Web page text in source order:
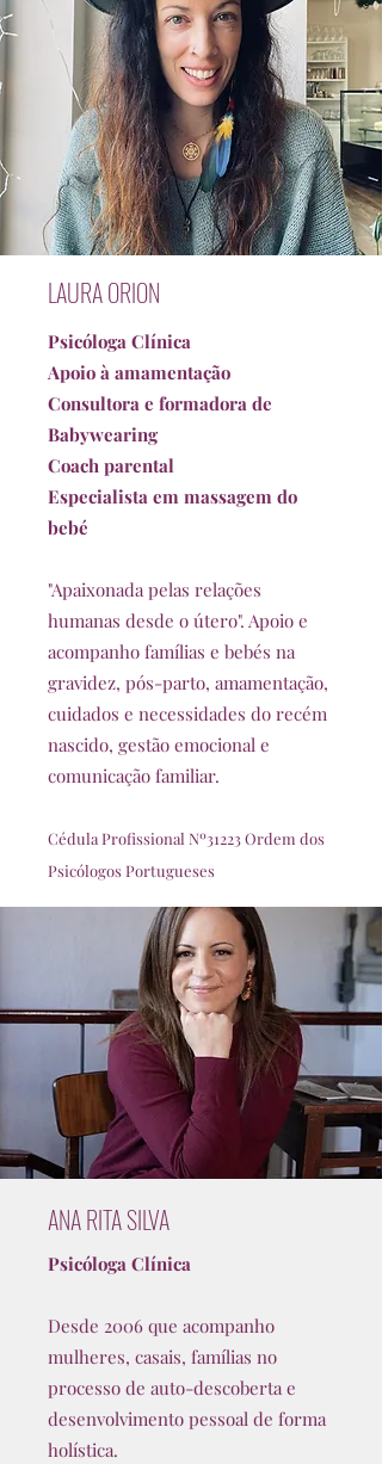
LAURA ORION
Psicóloga Clínica
Apoio à amamentação
Consultora e formadora de
Babywearing
Coach parental
Especialista em massagem do
bebé
"Apaixonada pelas relações
humanas desde o útero". Apoio e
acompanho famílias e bebés na
gravidez, pós-parto, amamentação,
cuidados e necessidades do recém
nascido, gestão emocional e
comunicação familiar.
Cédula Profissional Nº31223 Ordem dos
Psicólogos Portugueses
ANA RITA SILVA
Psicóloga Clínica
Desde 2006 que acompanho
mulheres, casais, famílias no
processo de auto-descoberta e
desenvolvimento pessoal de forma
holística.